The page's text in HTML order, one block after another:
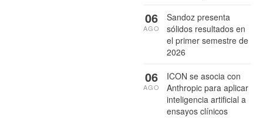
Sandoz presenta
sólidos resultados en
el primer semestre de
2026
06
AGO
ICON se asocia con
Anthropic para aplicar
inteligencia artificial a
ensayos clínicos
06
AGO